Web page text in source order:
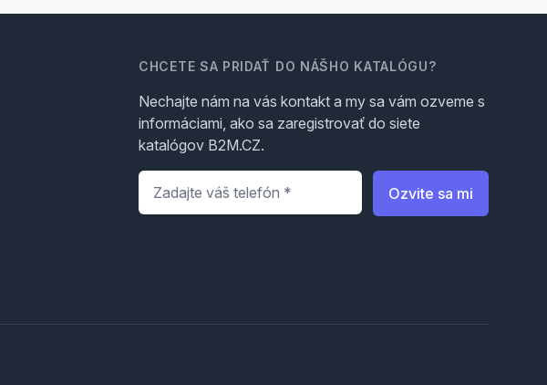
CHCETE SA PRIDAŤ DO NÁŠHO KATALÓGU?
Nechajte nám na vás kontakt a my sa vám ozveme s
informáciami, ako sa zaregistrovať do siete
katalógov B2M.CZ.
Telefón
Ozvite sa mi